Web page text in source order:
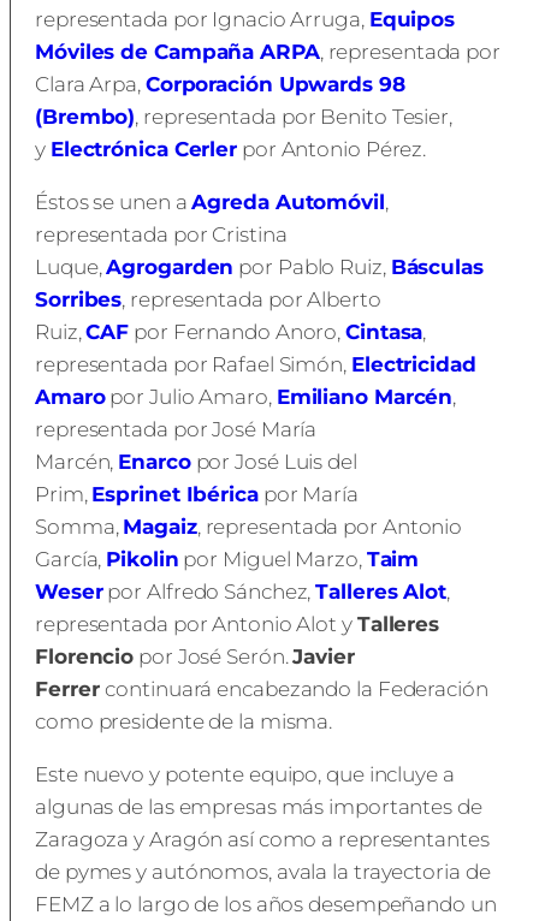
representada por Ignacio Arruga, Equipos
Móviles de Campaña ARPA, representada por
Clara Arpa, Corporación Upwards 98
(Brembo), representada por Benito Tesier,
y Electrónica Cerler por Antonio Pérez.
Éstos se unen aAgreda Automóvil,
representada por Cristina
Luque,Agrogarden por Pablo Ruiz, Básculas
Sorribes, representada por Alberto
Ruiz,CAF por Fernando Anoro,Cintasa,
representada por Rafael Simón, Electricidad
Amaropor Julio Amaro, Emiliano Marcén,
representada por José María
Marcén, Enarcopor José Luis del
Prim, Esprinet Ibéricapor María
Somma, Magaiz, representada por Antonio
García, Pikolin por Miguel Marzo, Taim
Weserpor Alfredo Sánchez,Talleres Alot,
representada por Antonio Alot y Talleres
Florencio por José Serón.Javier
Ferrercontinuará encabezando la Federación
como presidente de la misma.
Este nuevo y potente equipo, que incluye a
algunas de las empresas más importantes de
Zaragoza y Aragón así como a representantes
de pymes y autónomos, avala la trayectoria de
FEMZ a lo largo de los años desempeñando un